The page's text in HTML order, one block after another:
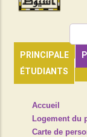
PRINCIPALE
ÉTUDIANTS
HEADER
NAVIGATION
Accueil
Logement du
Carte de